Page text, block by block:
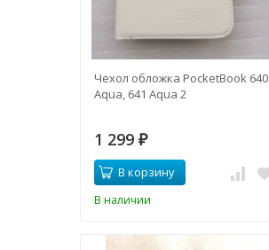
Чехол обложка PocketBook 640
Aqua, 641 Aqua 2
1 299 ₽
В корзину
В наличии